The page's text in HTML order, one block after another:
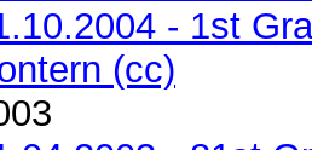
- 1st
(cc)